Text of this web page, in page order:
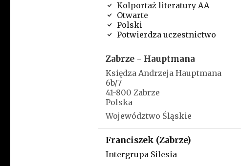
Kolportaż literatury AA
Otwarte
Polski
Potwierdza uczestnictwo
Zabrze - Hauptmana
Księdza Andrzeja Hauptmana
6b/7
41-800 Zabrze
Polska
Województwo Śląskie
Franciszek (Zabrze)
Intergrupa Silesia